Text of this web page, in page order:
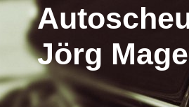
Jörg